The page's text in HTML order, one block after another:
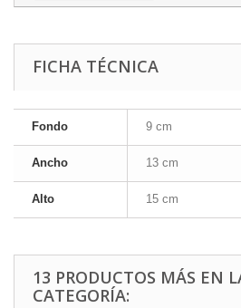
FICHA TÉCNICA
Fondo 9 cm
Ancho 13 cm
Alto 15 cm
13 PRODUCTOS MÁS EN
CATEGORÍA: